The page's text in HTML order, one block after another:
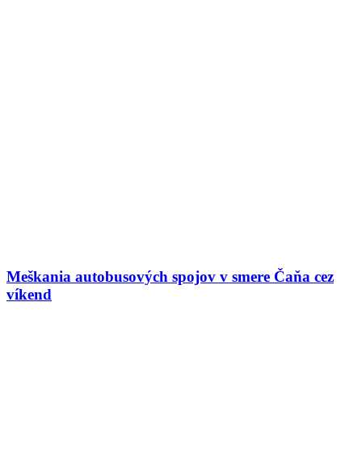
Meškania autobusových spojov v smere Čaňa cez
víkend